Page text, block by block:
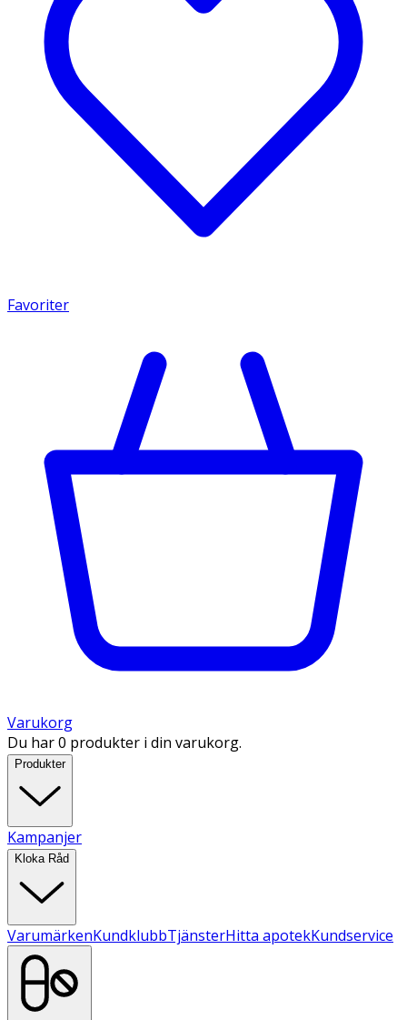
Favoriter
Varukorg
Du har 0 produkter i din varukorg.
Produkter
Kampanjer
Kloka Råd
VarumärkenKundklubbTjänsterHitta apotekKundservice